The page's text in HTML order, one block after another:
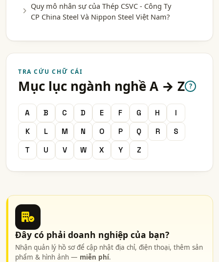
Quy mô nhân sự của Thép CSVC - Công Ty
CP China Steel Và Nippon Steel Việt Nam?
TRA CỨU CHỮ CÁI
Mục lục ngành nghề A → Z ?
A B C D E F G H
I
K
L M N O P Q R
S
T
U V W X Y Z
Đây có phải doanh nghiệp của bạn?
Nhận quản lý hồ sơ để cập nhật địa chỉ, điện thoại, thêm sản
phẩm & hình ảnh — miễn phí.